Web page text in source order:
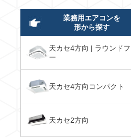
業務用エアコンを
形から探す
天カセ4方向 | ラウンドフ
ー
天カセ4方向コンパクト
天カセ2方向